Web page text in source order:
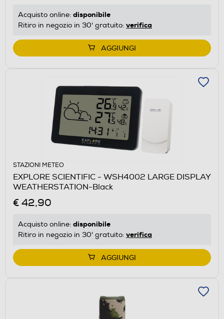
Acquisto online: disponibile
Ritiro in negozio in 30' gratuito: verifica
AGGIUNGI
STAZIONI METEO
EXPLORE SCIENTIFIC - WSH4002 LARGE DISPLAY
WEATHERSTATION-Black
€ 42,90
Acquisto online: disponibile
Ritiro in negozio in 30' gratuito: verifica
AGGIUNGI